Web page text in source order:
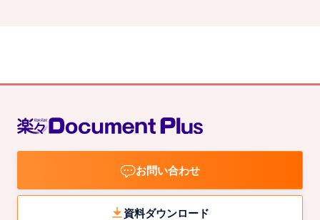
お問い合わせ
資料ダウンロード